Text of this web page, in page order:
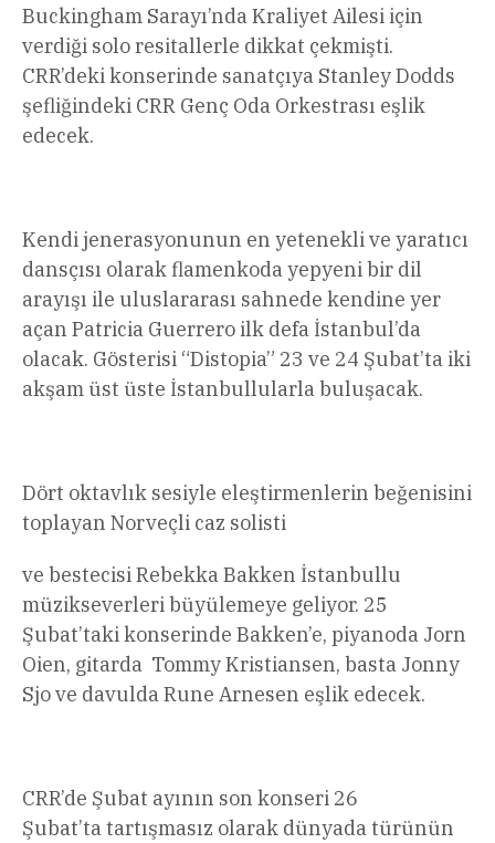
Buckingham Sarayı’nda Kraliyet Ailesi için
verdiği solo resitallerle dikkat çekmişti.
CRR’deki konserinde sanatçıya Stanley Dodds
şefliğindeki CRR Genç Oda Orkestrası eşlik
edecek.
Kendi jenerasyonunun en yetenekli ve yaratıcı
dansçısı olarak flamenkoda yepyeni bir dil
arayışı ile uluslararası sahnede kendine yer
açan Patricia Guerrero ilk defa İstanbul’da
olacak. Gösterisi “Distopia” 23 ve 24 Şubat’ta iki
akşam üst üste İstanbullularla buluşacak.
Dört oktavlık sesiyle eleştirmenlerin beğenisini
toplayan Norveçli caz solisti
ve bestecisi Rebekka Bakken İstanbullu
müzikseverleri büyülemeye geliyor. 25
Şubat’taki konserinde Bakken’e, piyanoda Jorn
Oien, gitarda Tommy Kristiansen, basta Jonny
Sjo ve davulda Rune Arnesen eşlik edecek.
CRR’de Şubat ayının son konseri 26
Şubat’ta tartışmasız olarak dünyada türünün